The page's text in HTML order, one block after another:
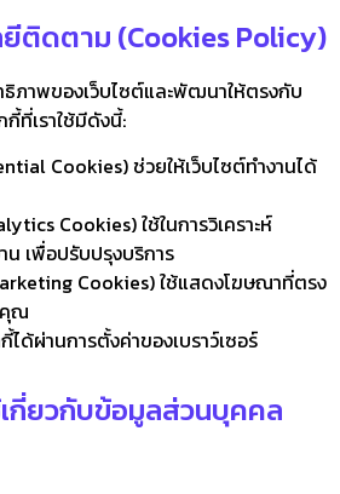
ยีติดตาม (Cookies Policy)
ธิภาพของเว็บไซต์และพัฒนาให้ตรงกับ
ที่เราใช้มีดังนี้:
Cookies) ช่วยให้เว็บไซต์ทำงานได้
Cookies) ใช้ในการวิเคราะห์
เพื่อปรับปรุงบริการ
Cookies) ใช้แสดงโฆษณาที่ตรง
คุณ
ด้ผ่านการตั้งค่าของเบราว์เซอร์
กี่ยวกับข้อมูลส่วนบุคคล